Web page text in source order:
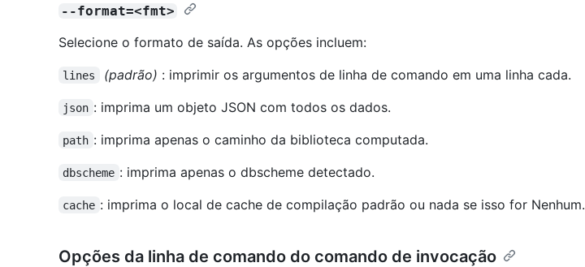
--format=<fmt>
Selecione o formato de saída. As opções incluem:
lines (padrão) : imprimir os argumentos de linha de comando em uma linha cada.
json : imprima um objeto JSON com todos os dados.
path : imprima apenas o caminho da biblioteca computada.
dbscheme : imprima apenas o dbscheme detectado.
cache : imprima o local de cache de compilação padrão ou nada se isso for Nenhum.
Opções da linha de comando do comando de invocação